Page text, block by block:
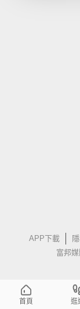
APP下載
富邦
首頁 逛